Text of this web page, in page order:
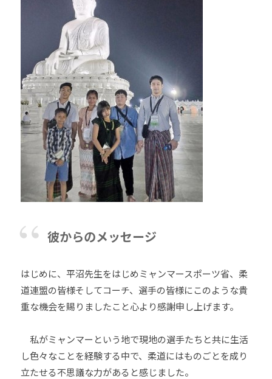
彼からのメッセージ
はじめに、平沼先生をはじめミャンマースポーツ省、柔
道連盟の皆様そしてコーチ、選手の皆様にこのような貴
重な機会を賜りましたこと心より感謝申し上げます。
私がミャンマーという地で現地の選手たちと共に生活
し色々なことを経験する中で、柔道にはものごとを成り
立たせる不思議な力があると感じました。